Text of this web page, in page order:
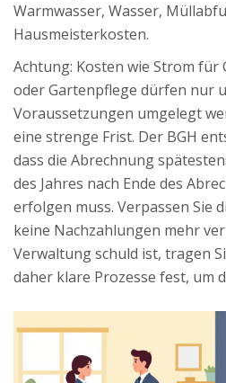
Warmwasser, Wasser,
Hausmeisterkosten.
Achtung: Kosten wie Strom für
oder Gartenpflege dürfen nur
Voraussetzungen umgelegt
eine strenge Frist. Der BGH
dass die Abrechnung
des Jahres nach Ende des
erfolgen muss. Verpassen Sie
keine Nachzahlungen mehr
Verwaltung schuld ist, tragen
daher klare Prozesse fest, um